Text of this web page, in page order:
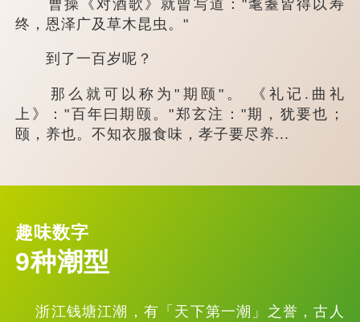
曹操《对酒歌》就曾写道："耄耋皆得以寿
终，恩泽广及草木昆虫。"
到了一百岁呢？
那么就可以称为"期颐"。 《礼记.曲礼
上》："百年曰期颐。"郑玄注："期，犹要也；
颐，养也。不知衣服食味，孝子要尽养...
趣味数字
9种潮型
浙江钱塘江潮，有「天下第一潮」之誉，古人